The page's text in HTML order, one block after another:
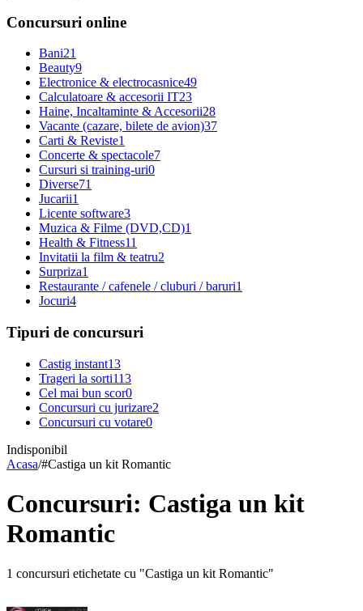
Concursuri online
Bani21
Beauty9
Electronice & electrocasnice49
Calculatoare & accesorii IT23
Haine, Incaltaminte & Accesorii28
Vacante (cazare, bilete de avion)37
Carti & Reviste1
Concerte & spectacole7
Cursuri si training-uri0
Diverse71
Jucarii1
Licente software3
Muzica & Filme (DVD,CD)1
Health & Fitness11
Invitatii la film & teatru2
Surpriza1
Restaurante / cafenele / cluburi / baruri1
Jocuri4
Tipuri de concursuri
Castig instant13
Trageri la sorti113
Cel mai bun scor0
Concursuri cu jurizare2
Concursuri cu votare0
Indisponibil
Acasa/#Castiga un kit Romantic
Concursuri: Castiga un kit
Romantic
1 concursuri etichetate cu "Castiga un kit Romantic"